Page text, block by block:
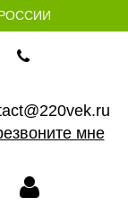
мне